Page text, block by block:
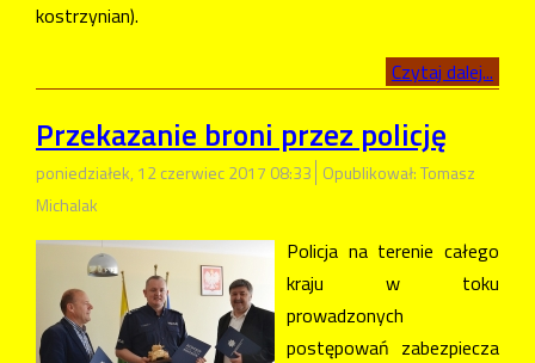
kostrzynian).
Czytaj dalej...
Przekazanie broni przez policję
poniedziałek, 12 czerwiec 2017 08:33 Opublikował: Tomasz
Michalak
Policja na terenie całego
kraju w toku
prowadzonych
postępowań zabezpiecza